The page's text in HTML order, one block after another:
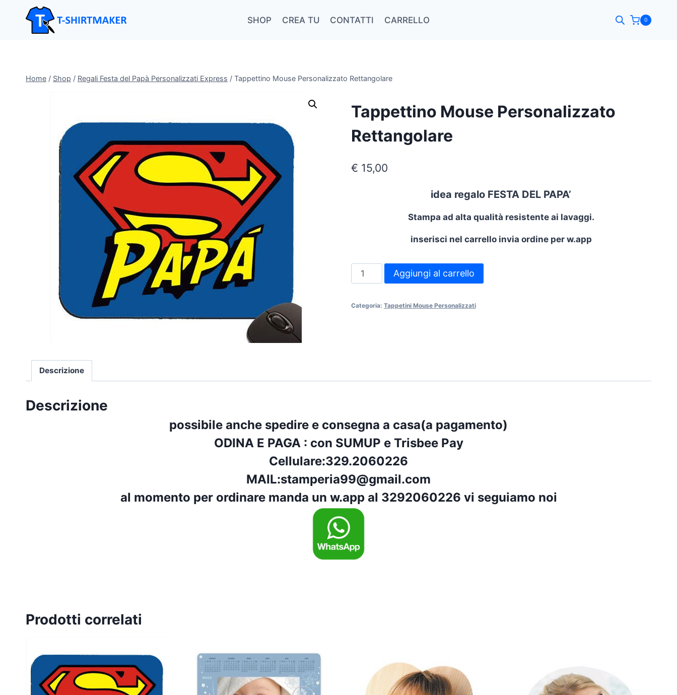
contenuto
SHOP CREA TU CONTATTI CARRELLO 0
Home / Shop / Regali Festa del Papà Personalizzati Express / Tappettino Mouse Personalizzato Rettangolare
Tappettino Mouse Personalizzato
Rettangolare
€ 15,00
idea regalo FESTA DEL PAPA’
Stampa ad alta qualità resistente ai lavaggi.
inserisci nel carrello invia ordine per w.app
Tappettino
Mouse
Rettangolare
Aggiungi al carrello
Categoria: Tappetini Mouse Personalizzati
Descrizione
Descrizione
possibile anche spedire e consegna a casa(a pagamento)
ODINA E PAGA : con SUMUP eTrisbee Pay
Cellulare:329.2060226
MAIL:stamperia99@gmail.com
al momento per ordinare manda un w.app al 3292060226 vi seguiamo noi
Prodotti correlati